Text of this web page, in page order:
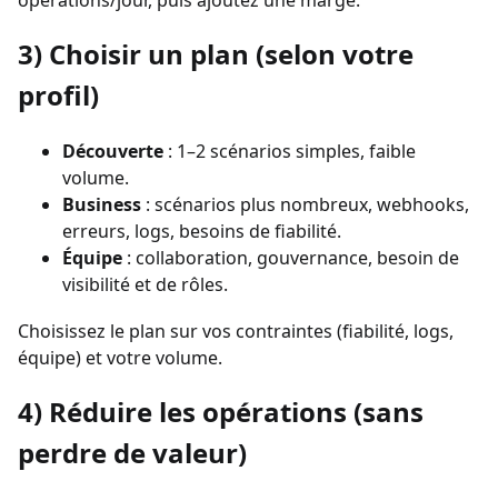
3) Choisir un plan (selon votre
profil)
Découverte : 1–2 scénarios simples, faible
volume.
Business : scénarios plus nombreux, webhooks,
erreurs, logs, besoins de fiabilité.
Équipe : collaboration, gouvernance, besoin de
visibilité et de rôles.
Choisissez le plan sur vos contraintes (fiabilité, logs,
équipe) et votre volume.
4) Réduire les opérations (sans
perdre de valeur)